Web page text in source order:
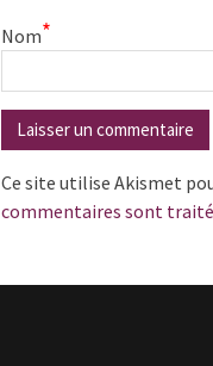
Nom*
Ce site utilise Akismet
commentaires sont